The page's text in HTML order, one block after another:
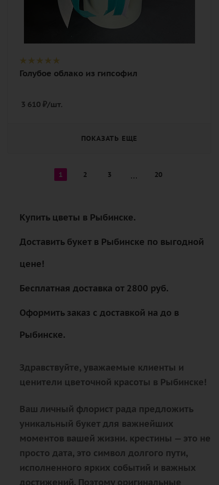
Голубое облако из гипсофил
3 610 ₽/шт.
ПОКАЗАТЬ ЕЩЕ
1 2 3 20
Купить цветы в Рыбинске.
Доставить букет в Рыбинске по выгодной
цене!
Бесплатная доставка от 2800 руб.
Оформить заказ с доставкой на до в
Рыбинске.
Здравствуйте, уважаемые клиенты и
ценители цветочной красоты в Рыбинске!
Ваш личный флорист рада предложить
уникальный букет для важнейших
моментов вашей жизни. крестины — это не
просто дата, это символ долгого пути,
исполненного ярких событий и важных
достижений. Поэтому оригинальные